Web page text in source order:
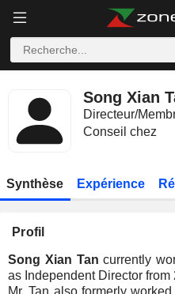
Song Xian
Directeur/
Conseil chez
Synthèse Expérience
Profil
Song Xian Tan currently
as Independent Director from
Mr. Tan also formerly